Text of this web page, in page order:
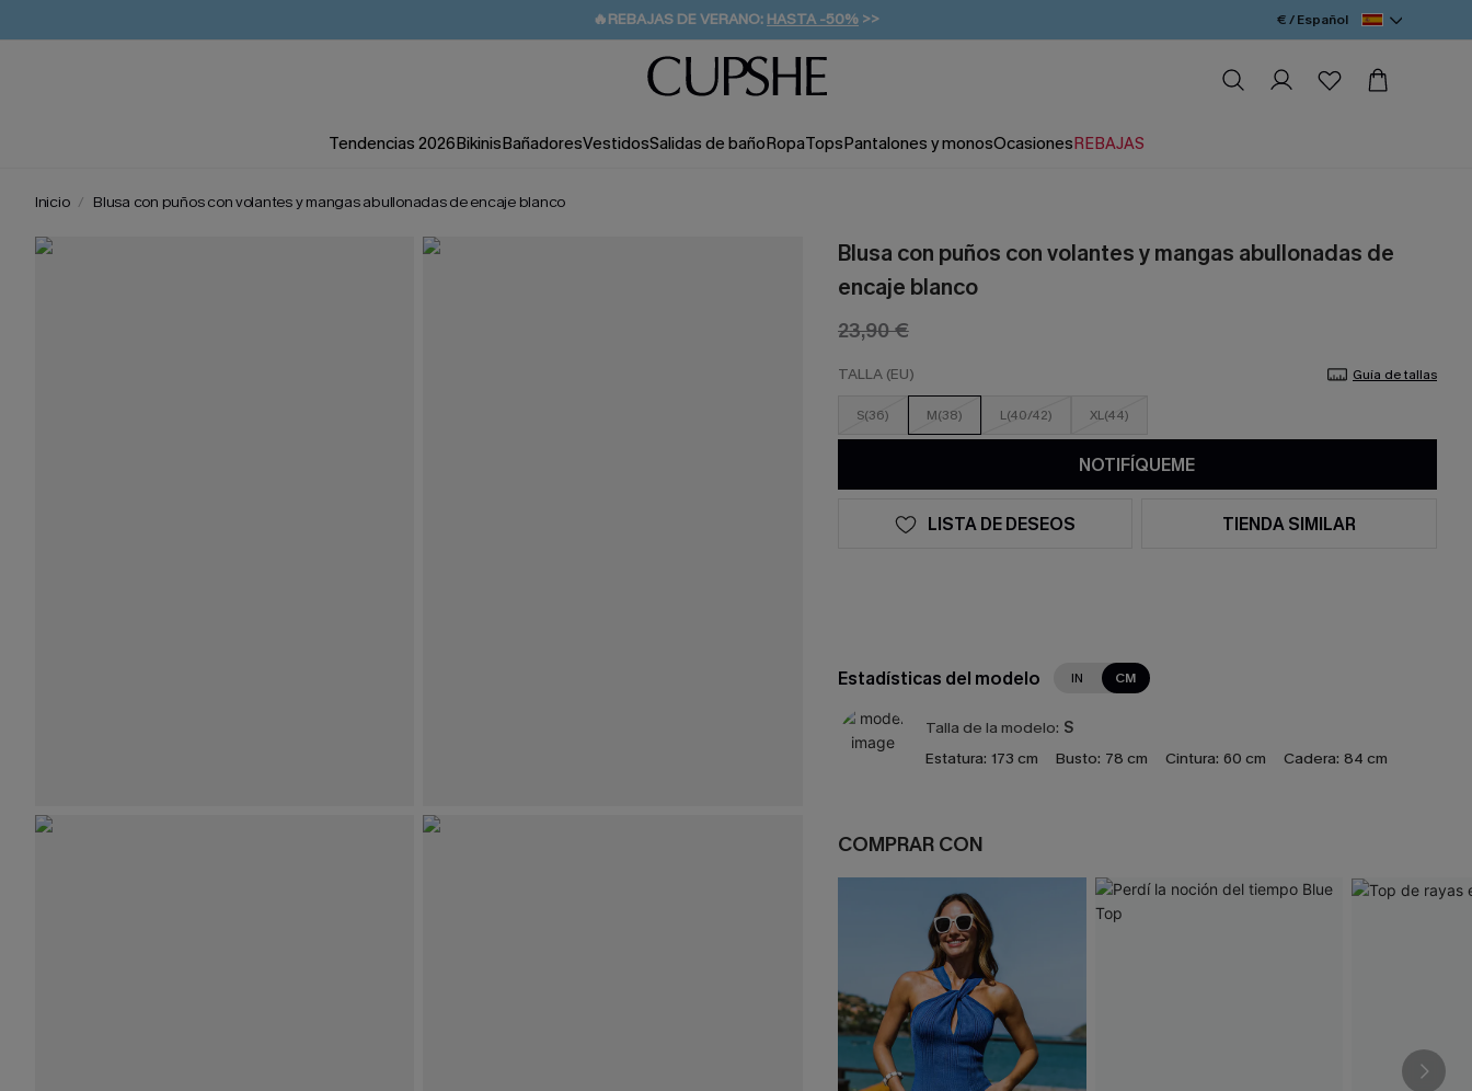
👒PROMOCIÓN DE VERANO:-10% EN 2 VESTIDOS
💌¡SUSCRIBIRSE & GANAR -10% EXTRA!
🚚ENVÍO GRATUITO A PARTIR DE 49 € >>
€ / Español
Tendencias 2026BikinisBañadoresVestidosSalidas de bañoRopaTopsPantalones y monosOcasionesREBAJAS
Inicio Blusa con puños con volantes y mangas abullonadas de encaje blanco
Blusa con puños con volantes y mangas abullonadas de
encaje blanco
23,90 €
TALLA (EU) Guía de tallas
S(36) M(38) L(40/42) XL(44)
NOTIFÍQUEME
LISTA DE DESEOS TIENDA SIMILAR
Estadísticas del modelo IN CM
Talla de la modelo: S
Estatura: 173 cm Busto: 78 cm Cintura: 60 cm Cadera: 84 cm
COMPRAR CON